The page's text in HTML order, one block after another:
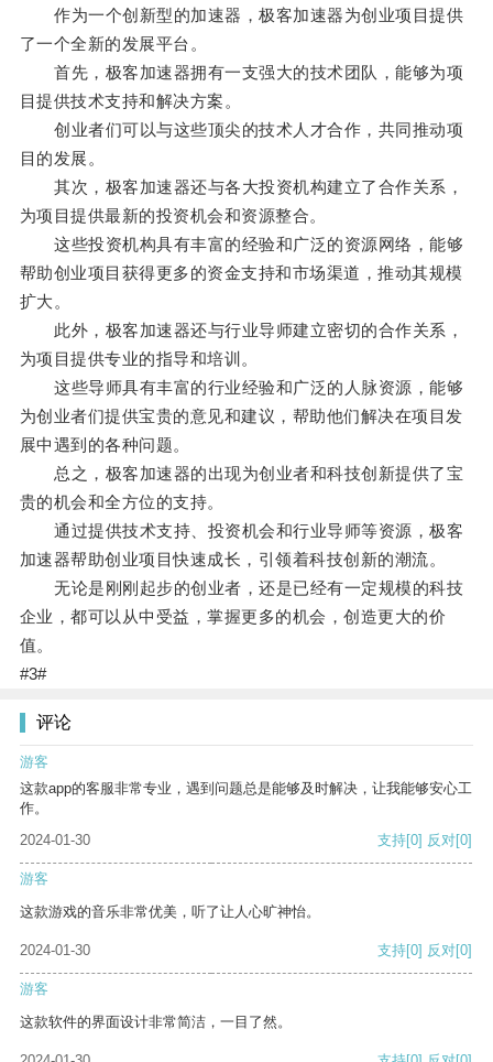
作为一个创新型的加速器，极客加速器为创业项目提供
了一个全新的发展平台。
首先，极客加速器拥有一支强大的技术团队，能够为项
目提供技术支持和解决方案。
创业者们可以与这些顶尖的技术人才合作，共同推动项
目的发展。
其次，极客加速器还与各大投资机构建立了合作关系，
为项目提供最新的投资机会和资源整合。
这些投资机构具有丰富的经验和广泛的资源网络，能够
帮助创业项目获得更多的资金支持和市场渠道，推动其规模
扩大。
此外，极客加速器还与行业导师建立密切的合作关系，
为项目提供专业的指导和培训。
这些导师具有丰富的行业经验和广泛的人脉资源，能够
为创业者们提供宝贵的意见和建议，帮助他们解决在项目发
展中遇到的各种问题。
总之，极客加速器的出现为创业者和科技创新提供了宝
贵的机会和全方位的支持。
通过提供技术支持、投资机会和行业导师等资源，极客
加速器帮助创业项目快速成长，引领着科技创新的潮流。
无论是刚刚起步的创业者，还是已经有一定规模的科技
企业，都可以从中受益，掌握更多的机会，创造更大的价
值。
#3#
评论
游客
这款app的客服非常专业，遇到问题总是能够及时解决，让我能够安心工
作。
2024-01-30
支持[0] 反对[0]
游客
这款游戏的音乐非常优美，听了让人心旷神怡。
2024-01-30 支持[0] 反对[0]
游客
这款软件的界面设计非常简洁，一目了然。